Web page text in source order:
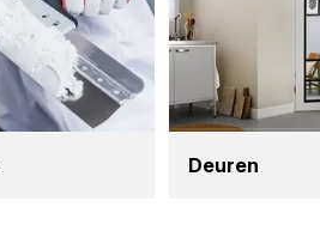
Deu­ren